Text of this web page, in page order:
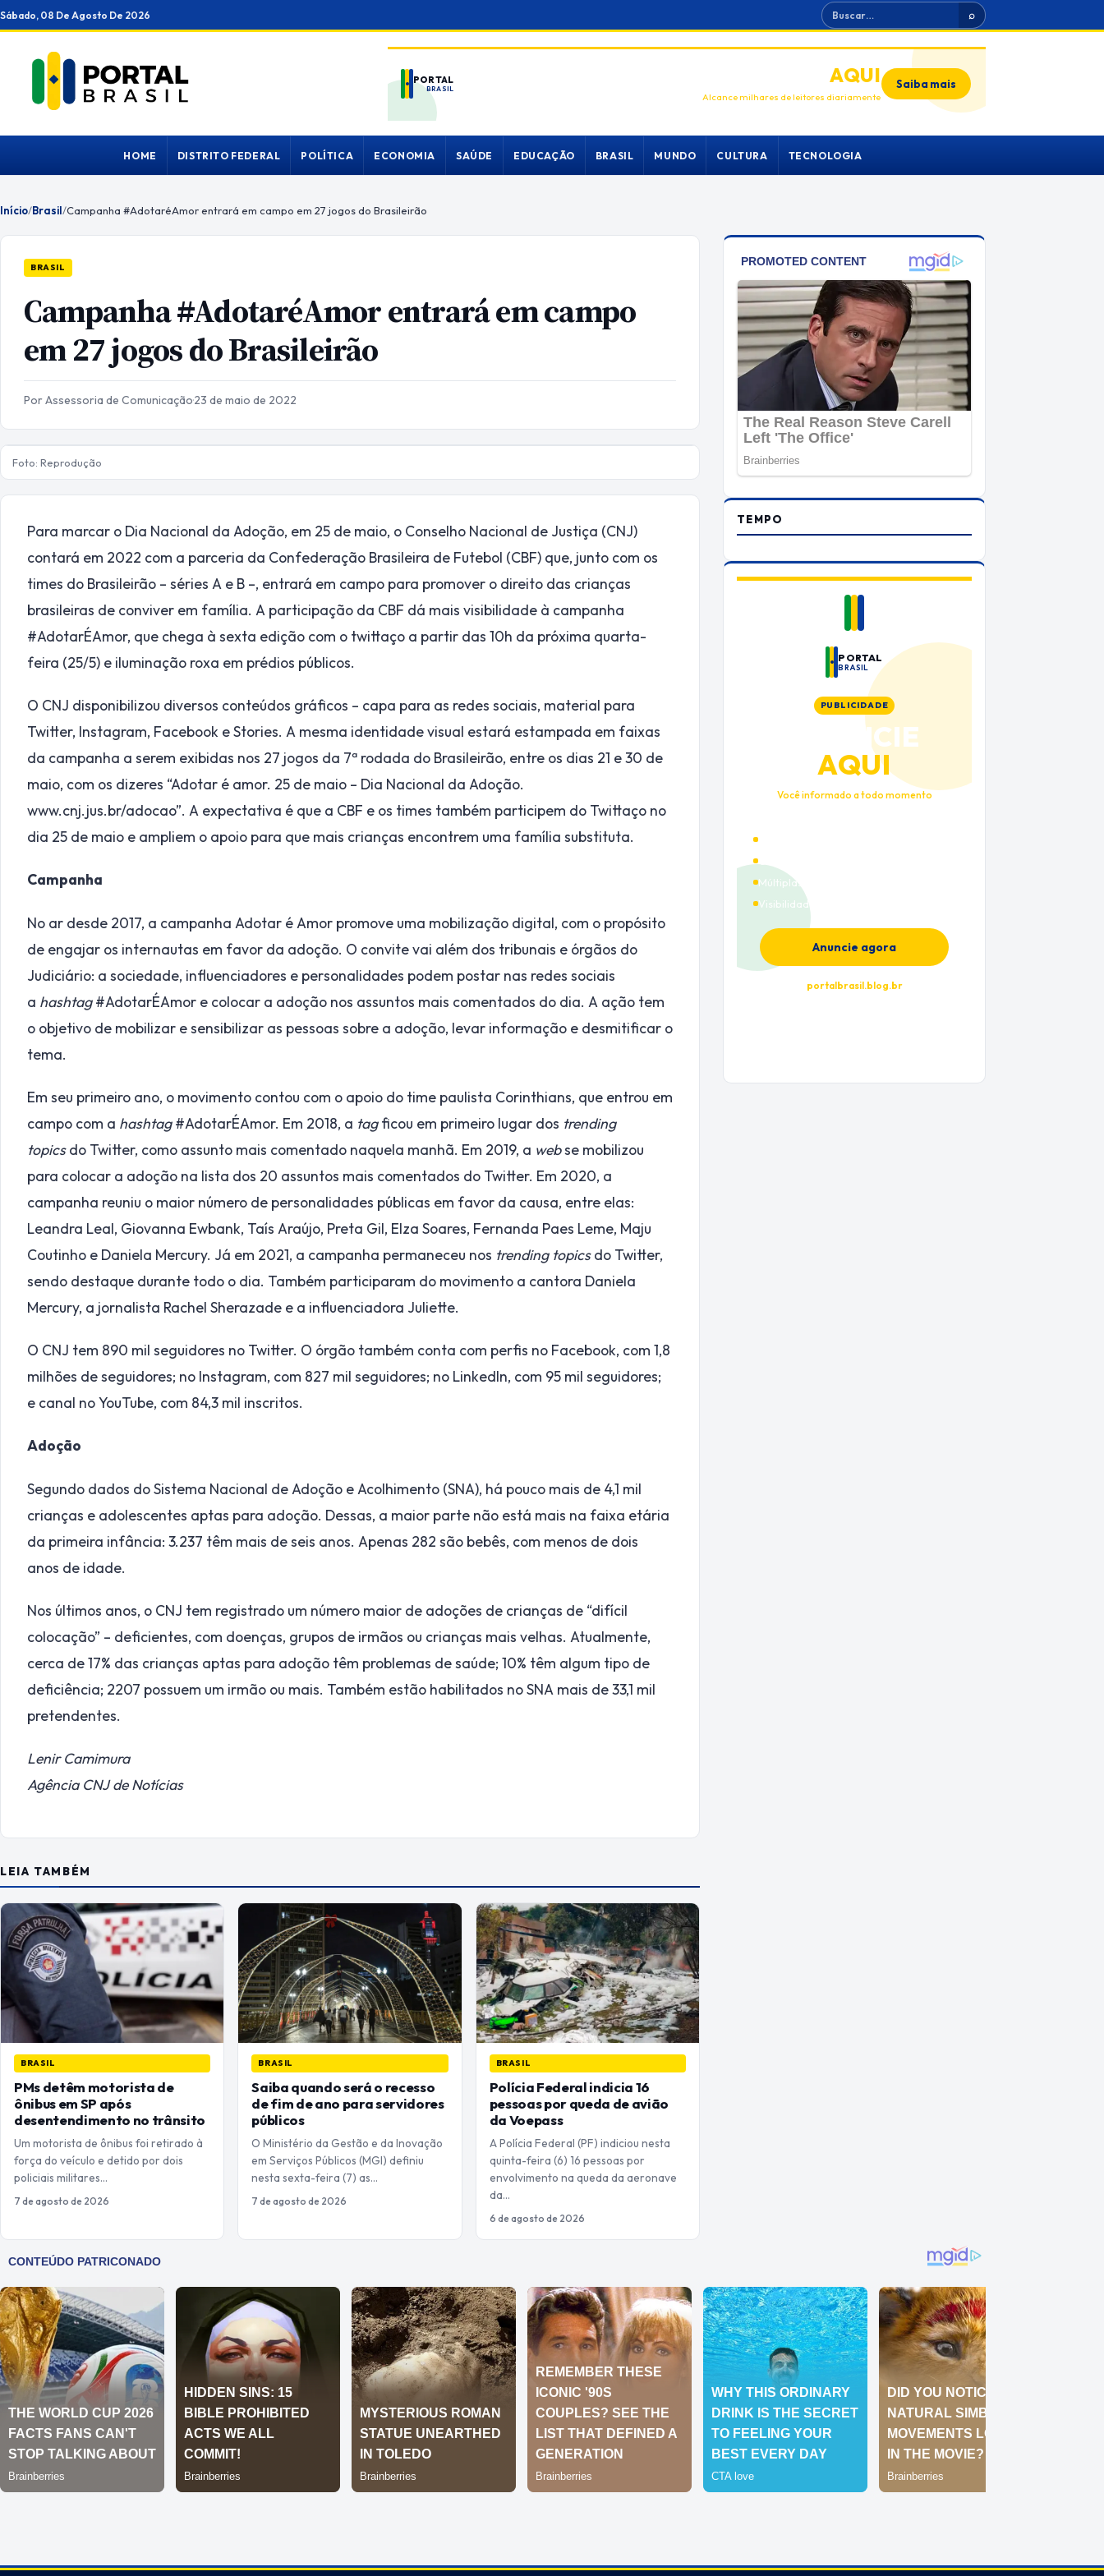
Ir
para
conteúdo
Sábado, 08 De Agosto De 2026 Buscar ⌕
PORTAL
BRASIL
ANUNCIEAQUI
Alcance milhares de leitores diariamente
Saiba mais
HOME DISTRITO FEDERAL POLÍTICA ECONOMIA SAÚDE EDUCAÇÃO BRASIL MUNDO CULTURA TECNOLOGIA
Início/Brasil/Campanha #AdotaréAmor entrará em campo em 27 jogos do Brasileirão
BRASIL
Campanha #AdotaréAmor entrará em campo
em 27 jogos do Brasileirão
Por Assessoria de Comunicação·23 de maio de 2022
Foto: Reprodução
Para marcar o Dia Nacional da Adoção, em 25 de maio, o Conselho Nacional de Justiça (CNJ)
contará em 2022 com a parceria da Confederação Brasileira de Futebol (CBF) que, junto com os
times do Brasileirão – séries A e B –, entrará em campo para promover o direito das crianças
brasileiras de conviver em família. A participação da CBF dá mais visibilidade à campanha
#AdotarÉAmor, que chega à sexta edição com o twittaço a partir das 10h da próxima quarta-
feira (25/5) e iluminação roxa em prédios públicos.
O CNJ disponibilizou diversos conteúdos gráficos – capa para as redes sociais, material para
Twitter, Instagram, Facebook e Stories. A mesma identidade visual estará estampada em faixas
da campanha a serem exibidas nos 27 jogos da 7ª rodada do Brasileirão, entre os dias 21 e 30 de
maio, com os dizeres “Adotar é amor. 25 de maio – Dia Nacional da Adoção.
www.cnj.jus.br/adocao”. A expectativa é que a CBF e os times também participem do Twittaço no
dia 25 de maio e ampliem o apoio para que mais crianças encontrem uma família substituta.
Campanha
No ar desde 2017, a campanha Adotar é Amor promove uma mobilização digital, com o propósito
de engajar os internautas em favor da adoção. O convite vai além dos tribunais e órgãos do
Judiciário: a sociedade, influenciadores e personalidades podem postar nas redes sociais
a hashtag#AdotarÉAmor e colocar a adoção nos assuntos mais comentados do dia. A ação tem
o objetivo de mobilizar e sensibilizar as pessoas sobre a adoção, levar informação e desmitificar o
tema.
Em seu primeiro ano, o movimento contou com o apoio do time paulista Corinthians, que entrou em
campo com a hashtag#AdotarÉAmor. Em 2018, a tagficou em primeiro lugar dos trending
topicsdo Twitter, como assunto mais comentado naquela manhã. Em 2019, a webse mobilizou
para colocar a adoção na lista dos 20 assuntos mais comentados do Twitter. Em 2020, a
campanha reuniu o maior número de personalidades públicas em favor da causa, entre elas:
Leandra Leal, Giovanna Ewbank, Taís Araújo, Preta Gil, Elza Soares, Fernanda Paes Leme, Maju
Coutinho e Daniela Mercury. Já em 2021, a campanha permaneceu nos trending topicsdo Twitter,
sendo destaque durante todo o dia. Também participaram do movimento a cantora Daniela
Mercury, a jornalista Rachel Sherazade e a influenciadora Juliette.
O CNJ tem 890 mil seguidores no Twitter. O órgão também conta com perfis no Facebook, com 1,8
milhões de seguidores; no Instagram, com 827 mil seguidores; no LinkedIn, com 95 mil seguidores;
e canal no YouTube, com 84,3 mil inscritos.
Adoção
Segundo dados do Sistema Nacional de Adoção e Acolhimento (SNA), há pouco mais de 4,1 mil
crianças e adolescentes aptas para adoção. Dessas, a maior parte não está mais na faixa etária
da primeira infância: 3.237 têm mais de seis anos. Apenas 282 são bebês, com menos de dois
anos de idade.
Nos últimos anos, o CNJ tem registrado um número maior de adoções de crianças de “difícil
colocação” – deficientes, com doenças, grupos de irmãos ou crianças mais velhas. Atualmente,
cerca de 17% das crianças aptas para adoção têm problemas de saúde; 10% têm algum tipo de
deficiência; 2207 possuem um irmão ou mais. Também estão habilitados no SNA mais de 33,1 mil
pretendentes.
Lenir Camimura
Agência CNJ de Notícias
LEIA TAMBÉM
BRASIL
PMs detêm motorista de
ônibus em SP após
desentendimento no trânsito
Um motorista de ônibus foi retirado à
força do veículo e detido por dois
policiais militares…
7 de agosto de 2026
BRASIL
Saiba quando será o recesso
de fim de ano para servidores
públicos
O Ministério da Gestão e da Inovação
em Serviços Públicos (MGI) definiu
nesta sexta-feira (7) as…
7 de agosto de 2026
BRASIL
Polícia Federal indicia 16
pessoas por queda de avião
da Voepass
A Polícia Federal (PF) indiciou nesta
quinta-feira (6) 16 pessoas por
envolvimento na queda da aeronave
da…
6 de agosto de 2026
TEMPO
PORTAL
BRASIL
PUBLICIDADE
ANUNCIE
AQUI
Você informado a todo momento
Cobertura nacional
Múltiplas categorias
Visibilidade premium
Anuncie agora
portalbrasil.blog.br